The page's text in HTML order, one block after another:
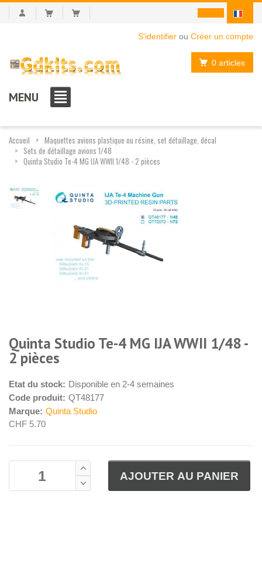
S'identifier ou Créer un compte
0 articles
MENU
Accueil
Maquettes avions plastique ou résine, set détaillage, décal
Sets de détaillage avions 1/48
Quinta Studio Te-4 MG IJA WWII 1/48 - 2 pièces
Quinta Studio Te-4 MG IJA WWII 1/48 -
2 pièces
Etat du stock: Disponible en 2-4 semaines
Code produit: QT48177
Marque: Quinta Studio
CHF 5.70